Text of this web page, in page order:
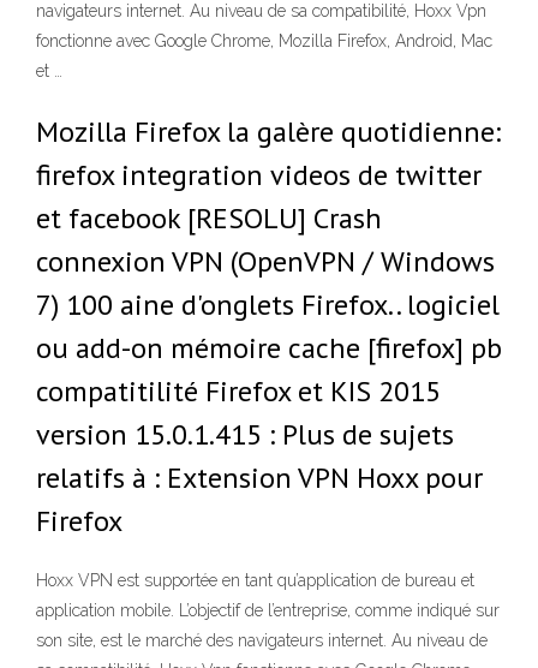
navigateurs internet. Au niveau de sa compatibilité, Hoxx Vpn
fonctionne avec Google Chrome, Mozilla Firefox, Android, Mac
et …
Mozilla Firefox la galère quotidienne:
firefox integration videos de twitter
et facebook [RESOLU] Crash
connexion VPN (OpenVPN / Windows
7) 100 aine d'onglets Firefox.. logiciel
ou add-on mémoire cache [firefox] pb
compatitilité Firefox et KIS 2015
version 15.0.1.415 : Plus de sujets
relatifs à : Extension VPN Hoxx pour
Firefox
Hoxx VPN est supportée en tant qu’application de bureau et
application mobile. L’objectif de l’entreprise, comme indiqué sur
son site, est le marché des navigateurs internet. Au niveau de